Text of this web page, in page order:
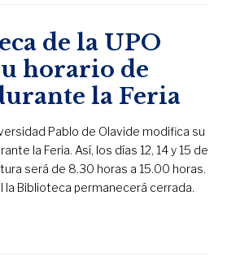
de la UPO
horario de
la Feria
Pablo de Olavide modifica su
la Feria. Así, los días 12, 14 y 15 de
será de 8.30 horas a 15.00 horas.
la Biblioteca permanecerá cerrada.